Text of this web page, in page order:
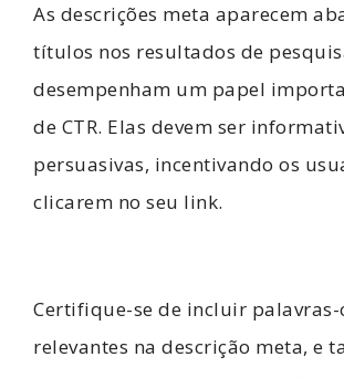
As descrições meta aparecem
títulos nos resultados de
desempenham um papel
de CTR. Elas devem ser
persuasivas, incentivando os
clicarem no seu link.
Certifique-se de incluir palavras-
relevantes na descrição meta, e